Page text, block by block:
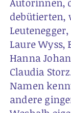
debütierten,
Laure Wyss,
Hanna
Claudia
Namen
andere